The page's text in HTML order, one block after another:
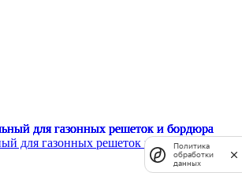
для газонных решеток и бордюра New
Политика
обработки
данных